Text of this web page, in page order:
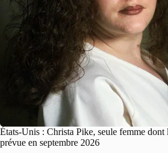
États-Unis : Christa Pike, seule femme dont
prévue en septembre 2026